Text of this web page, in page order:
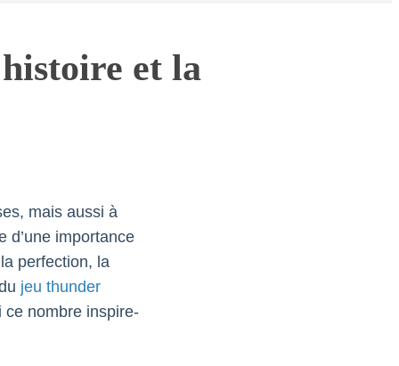
et la
mais aussi à
d’une importance
perfection, la
jeu thunder
ce nombre inspire-